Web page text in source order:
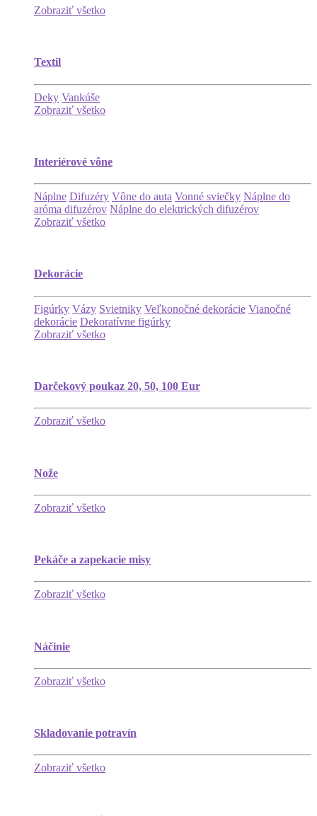
Zobraziť všetko
Textil
Deky Vankúše
Zobraziť všetko
Interiérové vône
Náplne Difuzéry Vône do auta Vonné sviečky Náplne do
aróma difuzérov Náplne do elektrických difuzérov
Zobraziť všetko
Dekorácie
Figúrky Vázy Svietniky Veľkonočné dekorácie Vianočné
dekorácie Dekoratívne figúrky
Zobraziť všetko
Darčekový poukaz 20, 50, 100 Eur
Zobraziť všetko
Nože
Zobraziť všetko
Pekáče a zapekacie misy
Zobraziť všetko
Náčinie
Zobraziť všetko
Skladovanie potravín
Zobraziť všetko